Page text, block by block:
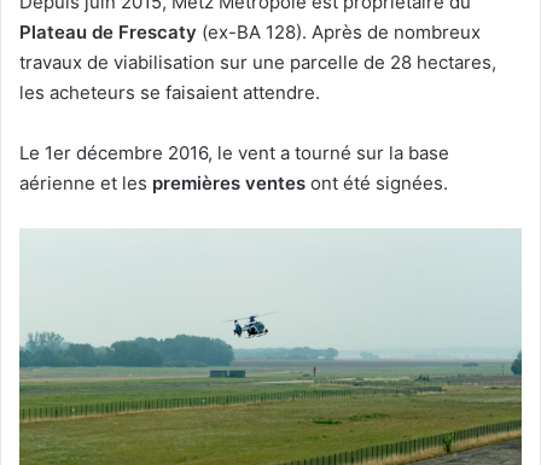
Plateau de Frescaty (ex-BA 128). Après de nombreux
travaux de viabilisation sur une parcelle de 28 hectares,
les acheteurs se faisaient attendre.
Le 1er décembre 2016, le vent a tourné sur la base
aérienne et les premières ventes ont été signées.